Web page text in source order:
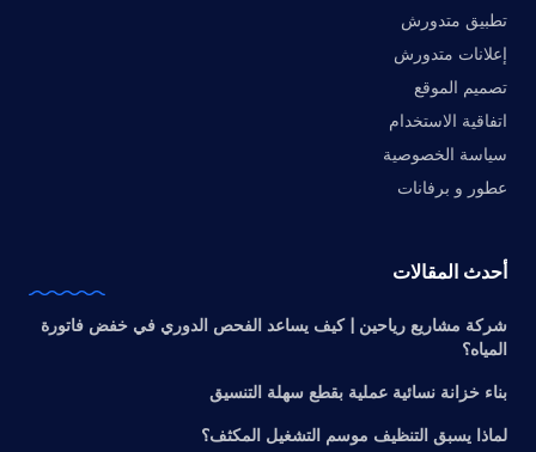
تطبيق متدورش
إعلانات متدورش
تصميم الموقع
اتفاقية الاستخدام
سياسة الخصوصية
عطور و برفانات
أحدث المقالات
شركة مشاريع رياحين | كيف يساعد الفحص الدوري في خفض فاتورة
المياه؟
بناء خزانة نسائية عملية بقطع سهلة التنسيق
لماذا يسبق التنظيف موسم التشغيل المكثف؟